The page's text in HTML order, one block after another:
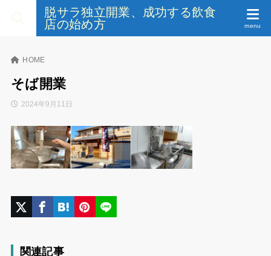
脱サラ独立開業、成功する飲食
店の始め方
HOME
そば開業
2024年9月11日
関連記事